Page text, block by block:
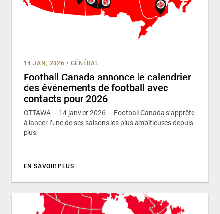
14 JAN, 2026 • GÉNÉRAL
Football Canada annonce le calendrier
des événements de football avec
contacts pour 2026
OTTAWA — 14 janvier 2026 — Football Canada s’apprête
à lancer l’une de ses saisons les plus ambitieuses depuis
plus
EN SAVOIR PLUS